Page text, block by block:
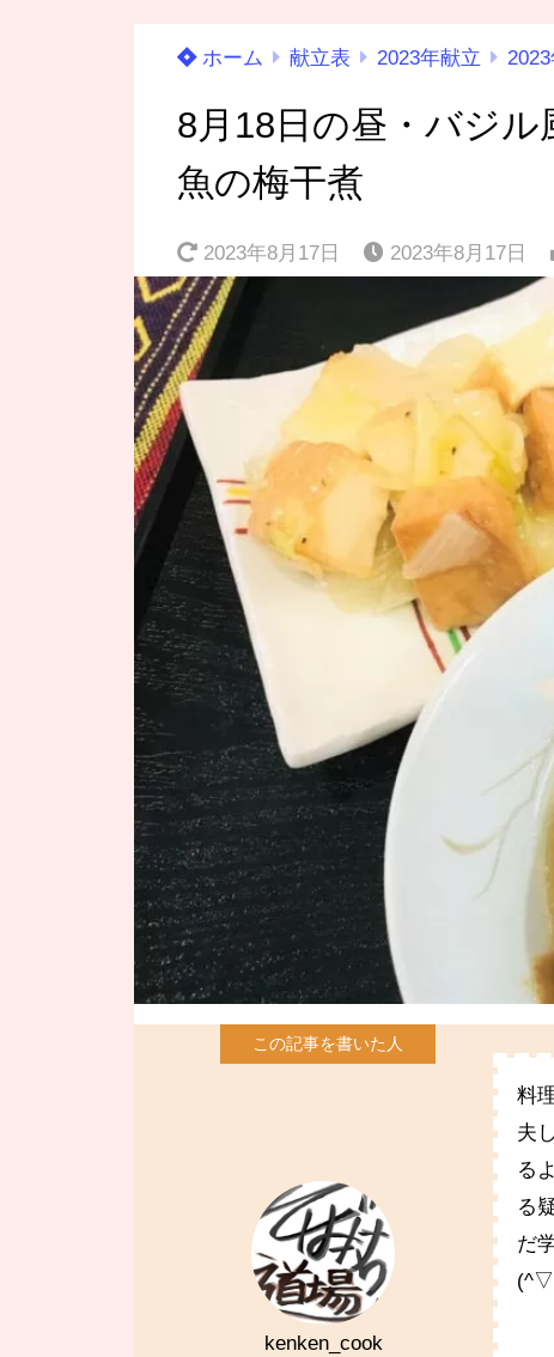
ホーム 献立表 2023年献立 2023
8月18日の昼・バジ
魚の梅干煮
2023年8月17日 2023年8月17日
kenken_cook
料
夫
る
る
だ